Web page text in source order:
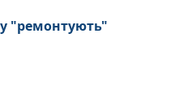
"ремонтують"